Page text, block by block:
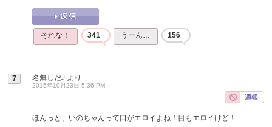
それな！ 341 うーん… 156
7 名無しだJ より
2015年10月23日 5:36 PM
ほんっと、いのちゃんって口がエロイよね！目もエロイけど！